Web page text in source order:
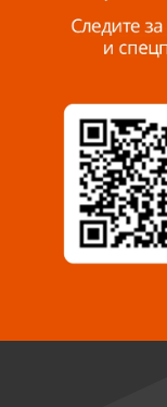
Миасс, ул.
8 922 500 30 39
Сызрань, ул.
8 927 009 54 63
Саратов, ул.